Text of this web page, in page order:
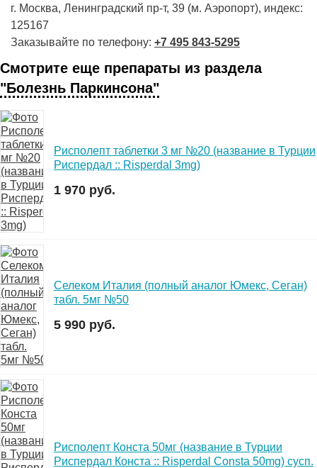
г. Москва, Ленинградский пр-т, 39 (м. Аэропорт), индекс:
125167
Заказывайте по телефону: +7 495 843-5295
Смотрите еще препараты из раздела
"Болезнь Паркинсона"
Рисполепт таблетки 3 мг №20 (название в Турции
Риспердал :: Risperdal 3mg)
1 970 руб.
Селеком Италия (полный аналог Юмекс, Сеган)
табл. 5мг №50
5 990 руб.
Рисполепт Конста 50мг (название в Турции
Риспердал Конста :: Risperdal Consta 50mg) сусп.